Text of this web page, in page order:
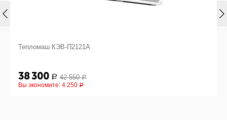
Тепломаш КЭВ-П2121А
38 300 Р 42 550 Р
Вы экономите: 4 250 Р